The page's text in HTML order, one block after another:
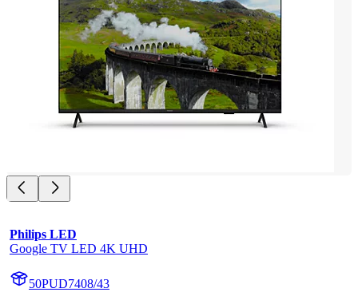
Philips LED
Google TV LED 4K UHD
50PUD7408/43